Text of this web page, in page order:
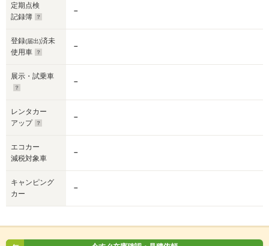
定期点検
記録簿
－
登録(届出)済未
使用車
－
展示・試乗車
－
レンタカー
アップ
－
エコカー
減税対象車
－
キャンピング
カー
－